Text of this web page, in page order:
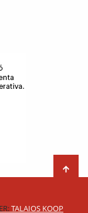
TALAIOS KOOP